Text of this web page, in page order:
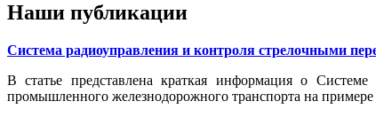
Наши публикации
Система радиоуправления и контроля стрелочными
В статье представлена краткая информация о
промышленного железнодорожного транспорта на